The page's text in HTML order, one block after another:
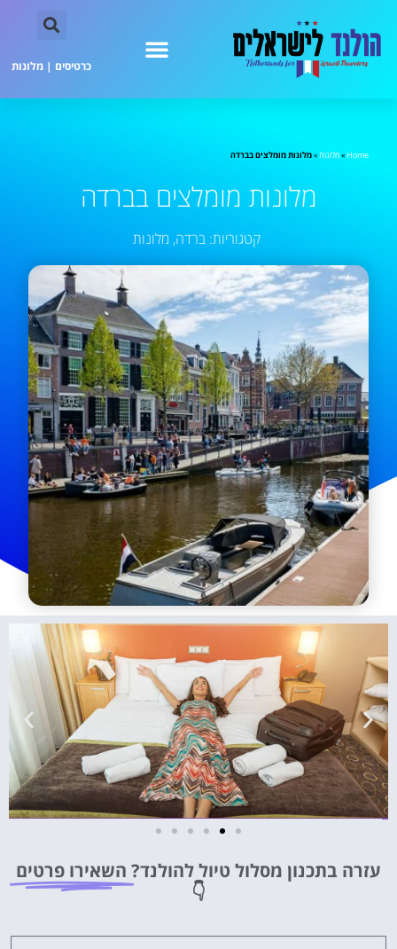
כרטיסים | מלונות
Home
»מלונות»מלונות מומלצים בברדה
מלונות מומלצים בברדה
קטגוריות: ברדה, מלונות
מציאת מלון
לחצו
עזרה בתכנון מסלול טיול להולנד? השאירו פרטים
👇